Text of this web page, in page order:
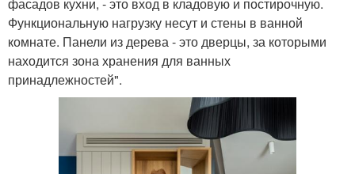
фасадов кухни, - это вход в кладовую и постирочную.
Функциональную нагрузку несут и стены в ванной
комнате. Панели из дерева - это дверцы, за которыми
находится зона хранения для ванных
принадлежностей".